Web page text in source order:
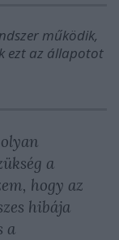
működik,
ezt az állapotot
a
hogy az
hibája
a